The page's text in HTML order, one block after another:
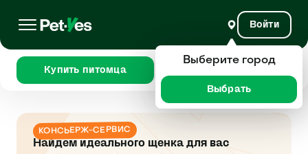
Войти
Купить питомца
КОНСЬЕРЖ-СЕРВИС
Найдем идеального щенка для вас
Выберите город
Выбрать